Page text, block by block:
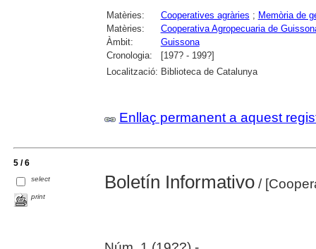
Matèries: Cooperatives agràries ; Memòria de
Matèries:
Cooperativa Agropecuaria de
Àmbit:
Guissona
Cronologia:
[197? - 199?]
Localització: Biblioteca de Catalunya
Enllaç permanent a aquest
5 / 6
select
print
Boletín Informativo/